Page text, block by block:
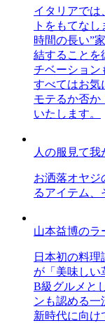
イタリアでは
トをもてな
時間の長い”
結することを
チベーション
すべてはお気
モテるか否か
いたします。
人の服見て我
お洒落オヤジ
るアイテム、
山本益博のラ
日本初の料
が「美味しい
B級グルメと
ンも認める一
新時代に向け